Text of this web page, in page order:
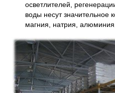
осветлителей,
воды несут значительное
магния, натрия,